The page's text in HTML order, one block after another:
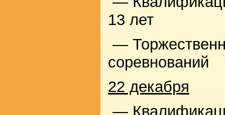
13 лет
—
соревнований
22 декабря
—